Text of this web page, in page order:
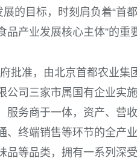
的目标，时刻肩负着“首
产业发展核心主体”的重
批准，由北京首都农业集
公司三家市属国有企业实
服务商于一体，资产、营
终端销售等环节的全产
品等品类，拥有一系列深